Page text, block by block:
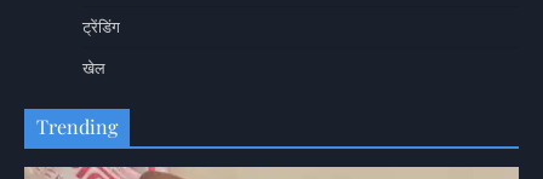
ट्रेंडिंग
खेल
Trending